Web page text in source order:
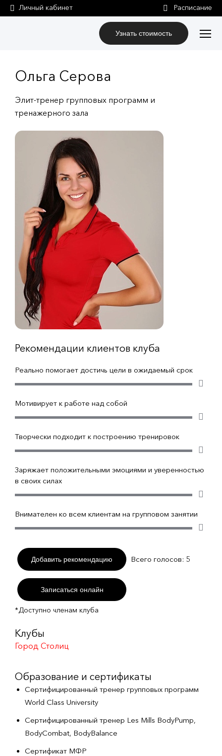
Личный кабинет
Узнать стоимость
Ольга Серова
Элит-тренер групповых программ и
тренажерного зала
Рекомендации клиентов клуба
Реально помогает достичь цели в ожидаемый срок
Мотивирует к работе над собой
Творчески подходит к построению тренировок
Заряжает положительными эмоциями и уверенностью
в своих силах
Внимателен ко всем клиентам на групповом занятии
Добавить рекомендацию Всего голосов: 5
Записаться онлайн
*Доступно членам клуба
Клубы
Город Столиц
Образование и сертификаты
Сертифицированный тренер групповых программ
World Class University
Сертифицированный тренер Les Mills BodyPump,
BodyCombat, BodyBalance
Сертификат МФР